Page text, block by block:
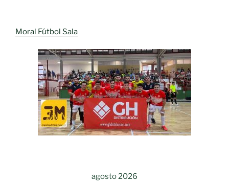
Moral Fútbol Sala
agosto 2026